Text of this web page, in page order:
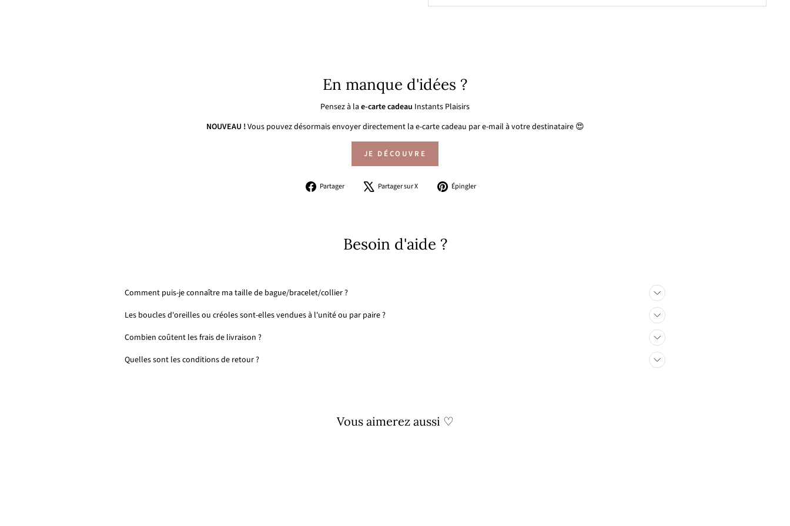
En manque d'idées ?
Pensez à la e-carte cadeau Instants Plaisirs
NOUVEAU !Vous pouvez désormais envoyer directement la e-carte cadeau par e-mail à votre destinataire 😍
JE DÉCOUVRE
Partager
PartagerPartager sur X
TweeterÉpingler
Besoin d'aide ?
Comment puis-je connaître ma taille de bague/bracelet/collier ?
Les boucles d'oreilles ou créoles sont-elles vendues à l'unité ou par paire ?
Combien coûtent les frais de livraison ?
Quelles sont les conditions de retour ?
Vous aimerez aussi ♡